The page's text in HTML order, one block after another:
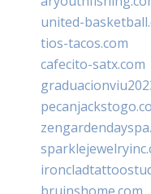
united-
tios-tacos.com
cafecito-satx.com